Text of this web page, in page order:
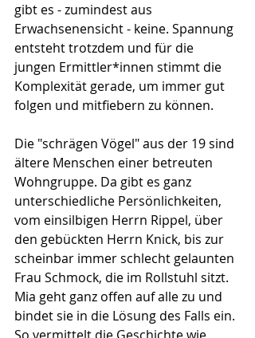
gibt es - zumindest aus
Erwachsenensicht - keine. Spannung
entsteht trotzdem und für die
jungen Ermittler*innen stimmt die
Komplexität gerade, um immer gut
folgen und mitfiebern zu können.
Die "schrägen Vögel" aus der 19 sind
ältere Menschen einer betreuten
Wohngruppe. Da gibt es ganz
unterschiedliche Persönlichkeiten,
vom einsilbigen Herrn Rippel, über
den gebückten Herrn Knick, bis zur
scheinbar immer schlecht gelaunten
Frau Schmock, die im Rollstuhl sitzt.
Mia geht ganz offen auf alle zu und
bindet sie in die Lösung des Falls ein.